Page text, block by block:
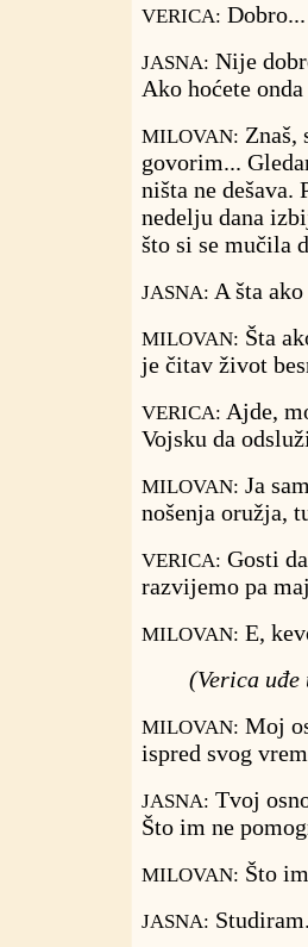
VERICA: Dobro...
JASNA: Nije
Ako hoćete
MILOVAN: Znaš,
govorim...
ništa ne
nedelju dana
što si se mučila
JASNA: A šta
MILOVAN: Šta
je čitav život
VERICA: Ajde,
Vojsku da
MILOVAN: Ja
nošenja oružja,
VERICA: Gosti
razvijemo pa
MILOVAN: E,
(Verica uđe
MILOVAN: Moj
ispred svog
JASNA: Tvoj
Što im ne
MILOVAN: Što
JASNA: Studiram.